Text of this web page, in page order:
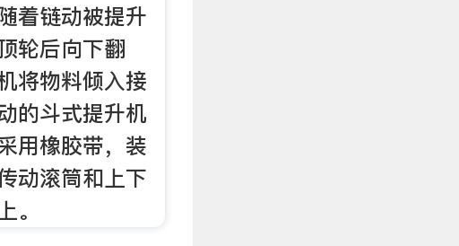
着链动被提升
轮后向下翻
将物料倾入接
的斗式提升机
用橡胶带，装
动滚筒和上下
。